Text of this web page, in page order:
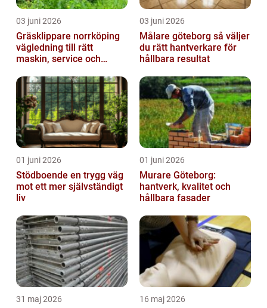
03 juni 2026
Gräsklippare norrköping
vägledning till rätt
maskin, service och
03 juni 2026
Målare göteborg så väljer
du rätt hantverkare för
hållbara resultat
01 juni 2026
Stödboende en trygg väg
mot ett mer självständigt
liv
01 juni 2026
Murare Göteborg:
hantverk, kvalitet och
hållbara fasader
31 maj 2026 16 maj 2026